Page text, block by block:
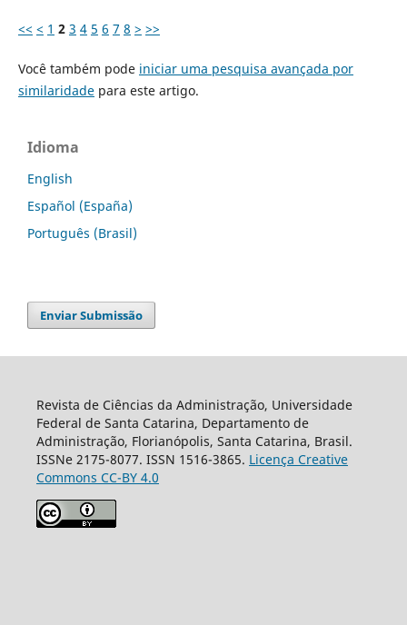
<< < 1 2 3 4 5 6 7 8 > >>
Você também pode iniciar uma pesquisa avançada por
similaridadepara este artigo.
Idioma
English
Español (España)
Português (Brasil)
Enviar Submissão
Revista de Ciências da Administração, Universidade
Federal de Santa Catarina, Departamento de
Administração, Florianópolis, Santa Catarina, Brasil.
ISSNe 2175-8077. ISSN 1516-3865. Licença Creative
Commons CC-BY 4.0